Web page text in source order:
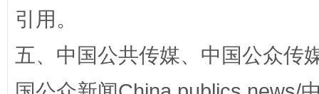
引用。
五、中国公共传媒、中国公众传